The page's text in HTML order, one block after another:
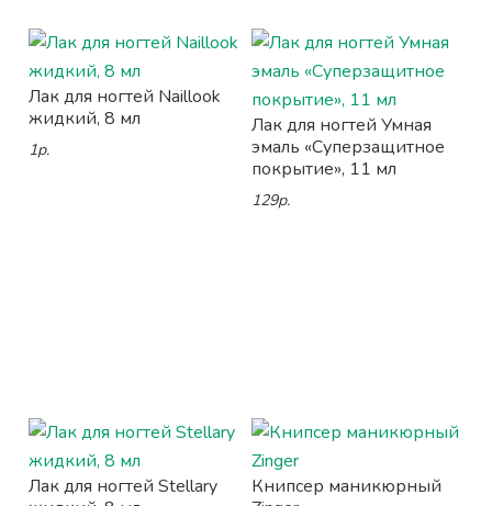
Лак для ногтей Naillook
жидкий, 8 мл
1р.
Лак для ногтей Умная
эмаль «Суперзащитное
покрытие», 11 мл
129р.
Лак для ногтей Stellary
Книпсер маникюрный